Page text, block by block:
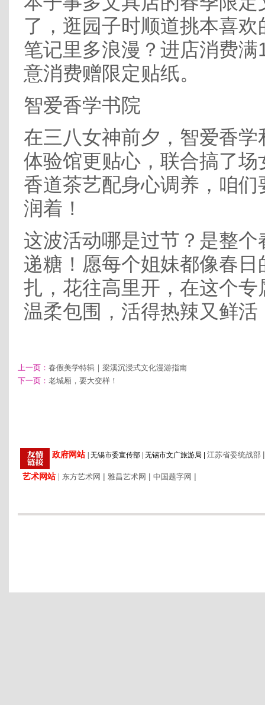
了，逛园子时顺道挑本喜
笔记里多浪漫？进店消费满
意消费赠限定贴纸。
智爱香学书院
在三八女神前夕，智爱香
体验馆更贴心，联合搞了
香道茶艺配身心调养，咱
润着！
这波活动哪是过节？是整
递糖！愿每个姐妹都像春
扎，花往高里开，在这个
温柔包围，活得热辣又鲜活
上一页： 春假美学特辑｜梁溪沉浸式文化漫游指南
下一页： 老城厢，要大变样！
政府网站 无锡市委宣传部 无锡市文广旅游局 江苏省委统战部 |
艺术网站 东方艺术网 | 雅昌艺术网 | 中国题字网 |